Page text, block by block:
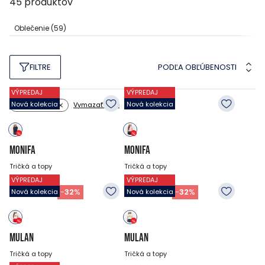
Oblečenie(59)
FILTRE PODĽA OBĽÚBENOSTI
Veľkosť: 146 Vymazať filtre
VÝPREDAJ
Nová kolekcia
MONIFA
Tričká a topy
21.95EUR
14.95EUR -32%
VÝPREDAJ
Nová kolekcia
MONIFA
Tričká a topy
21.95EUR
14.95EUR -32%
VÝPREDAJ
Nová kolekcia
MULAN
Tričká a topy
VÝPREDAJ
Nová kolekcia
MULAN
Tričká a topy